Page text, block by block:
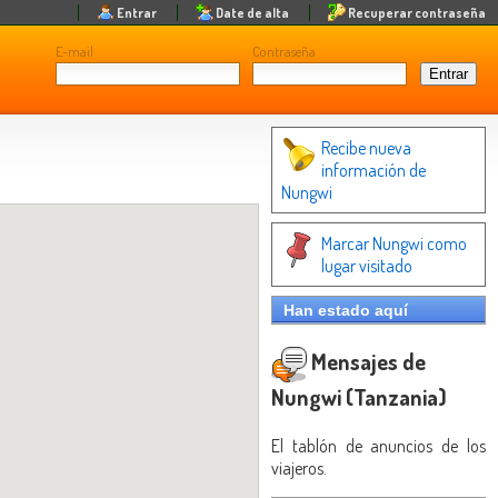
E-mail Contraseña
Entrar Date de alta Recuperar contraseña
Recibe nueva
información de
Nungwi
Marcar Nungwi como
lugar visitado
Han estado aquí
Mensajes de
Nungwi (Tanzania)
El tablón de anuncios de los
viajeros.